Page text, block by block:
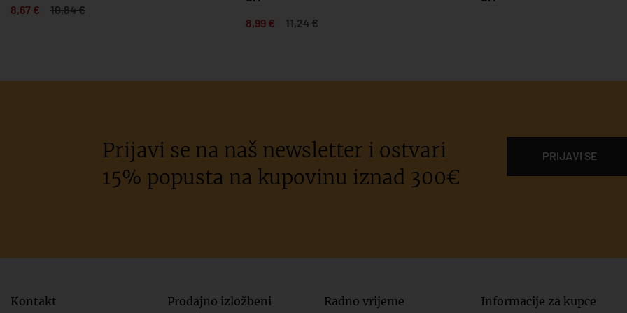
8,67 €
10,84 €
8,99 €
11,24 €
Prijavi se na naš newsletter i ostvari
15% popusta na kupovinu iznad 300€
PRIJAVI SE
Kontakt
Prodajno izložbeni
Radno vrijeme Informacije za kupce